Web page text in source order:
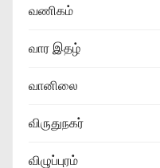
வணிகம்
வார இதழ்
வானிலை
விருதுநகர்
விழுப்புரம்